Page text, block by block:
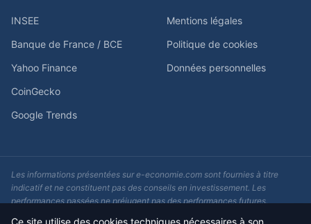
INSEE
Banque de France / BCE
Yahoo Finance
CoinGecko
Google Trends
Mentions légales
Politique de cookies
Données personnelles
Les informations présentées sur e-economie.com sont fournies à titre
indicatif et ne constituent pas des conseils en investissement. Les
performances passées ne préjugent pas des performances futures.
Ce site utilise des cookies techniques nécessaires à son